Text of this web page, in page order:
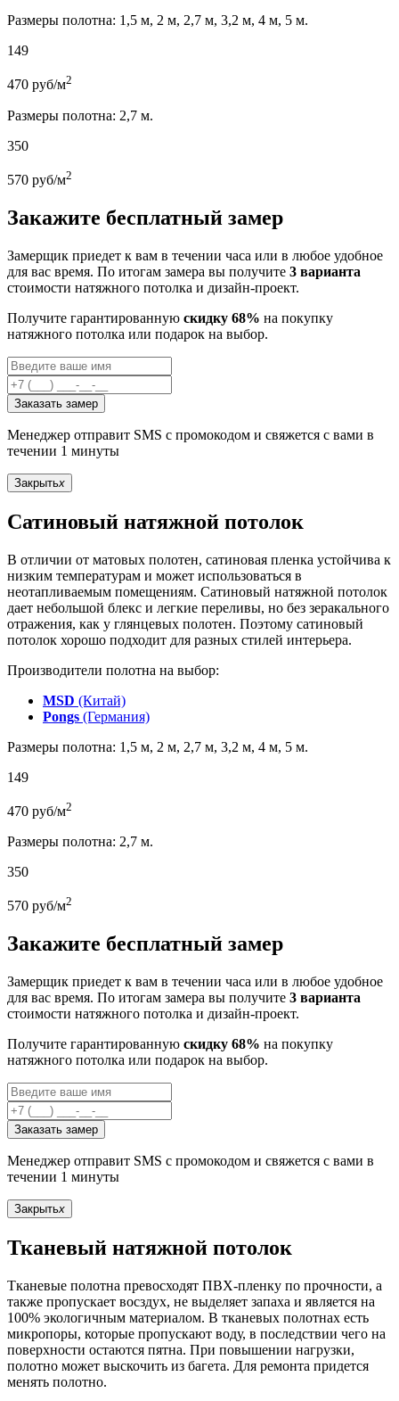
Размеры полотна: 1,5 м, 2 м, 2,7 м, 3,2 м, 4 м, 5 м.
149
470 руб/м2
Размеры полотна: 2,7 м.
350
570 руб/м2
Закажите бесплатный замер
Замерщик приедет к вам в течении часа или в любое удобное
для вас время. По итогам замера вы получите 3 варианта
стоимости натяжного потолка и дизайн-проект.
Получите гарантированную скидку 68% на покупку
натяжного потолка или подарок на выбор.
Заказать замер
Менеджер отправит SMS с промокодом и свяжется с вами в
течении 1 минуты
Закрытьx
Сатиновый натяжной потолок
В отличии от матовых полотен, сатиновая пленка устойчива к
низким температурам и может использоваться в
неотапливаемым помещениям. Сатиновый натяжной потолок
дает небольшой блекс и легкие переливы, но без зеракального
отражения, как у глянцевых полотен. Поэтому сатиновый
потолок хорошо подходит для разных стилей интерьера.
Производители полотна на выбор:
MSD (Китай)
Pongs (Германия)
Размеры полотна: 1,5 м, 2 м, 2,7 м, 3,2 м, 4 м, 5 м.
149
470 руб/м2
Размеры полотна: 2,7 м.
350
570 руб/м2
Закажите бесплатный замер
Замерщик приедет к вам в течении часа или в любое удобное
для вас время. По итогам замера вы получите 3 варианта
стоимости натяжного потолка и дизайн-проект.
Получите гарантированную скидку 68% на покупку
натяжного потолка или подарок на выбор.
Заказать замер
Менеджер отправит SMS с промокодом и свяжется с вами в
течении 1 минуты
Закрытьx
Тканевый натяжной потолок
Тканевые полотна превосходят ПВХ-пленку по прочности, а
также пропускает восздух, не выделяет запаха и является на
100% экологичным материалом. В тканевых полотнах есть
микропоры, которые пропускают воду, в последствии чего на
поверхности остаются пятна. При повышении нагрузки,
полотно может выскочить из багета. Для ремонта придется
менять полотно.